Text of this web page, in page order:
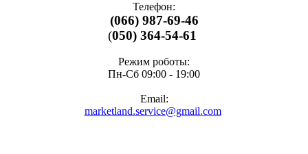
Телефон:
(066) 987-69-46
(050) 364-54-61
Режим роботы:
Пн-Cб 09:00 - 19:00
Email:
marketland.service@gmail.com